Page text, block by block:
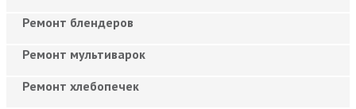
Ремонт блендеров
Ремонт мультиварок
Ремонт хлебопечек